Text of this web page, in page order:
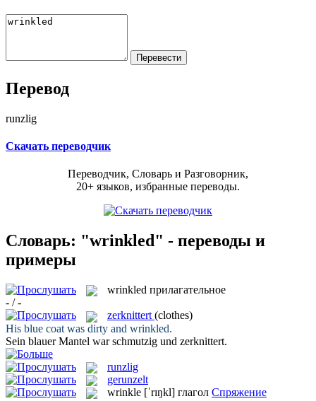
Перевод
runzlig
Скачать переводчик
Переводчик, Словарь и Разговорник,
20+ языков, избранные переводы.
Словарь: "wrinkled" - переводы и
примеры
wrinkled прилагательное
- / -
zerknittert (clothes)
His blue coat was dirty and wrinkled.
Sein blauer Mantel war schmutzig und zerknittert.
runzlig
gerunzelt
wrinkle [ˈrɪŋkl] глагол Спряжение